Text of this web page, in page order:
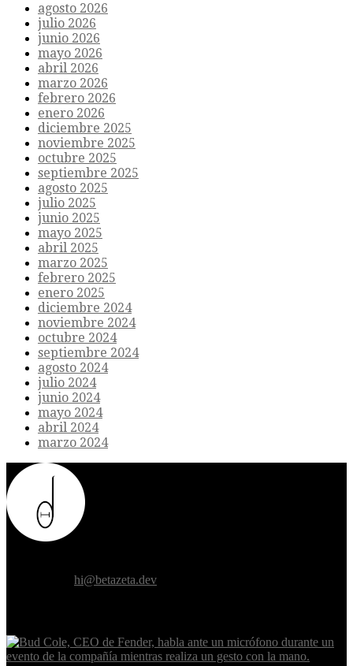
agosto 2026
julio 2026
junio 2026
mayo 2026
abril 2026
marzo 2026
febrero 2026
enero 2026
diciembre 2025
noviembre 2025
octubre 2025
septiembre 2025
agosto 2025
julio 2025
junio 2025
mayo 2025
abril 2025
marzo 2025
febrero 2025
enero 2025
diciembre 2024
noviembre 2024
octubre 2024
septiembre 2024
agosto 2024
julio 2024
junio 2024
mayo 2024
abril 2024
marzo 2024
hi@betazeta.dev